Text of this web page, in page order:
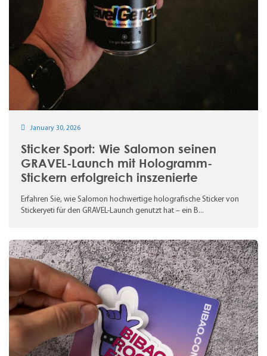
January 30, 2026
Sticker Sport: Wie Salomon seinen
GRAVEL-Launch mit Hologramm-
Stickern erfolgreich inszenierte
Erfahren Sie, wie Salomon hochwertige holografische Sticker von
Stickeryeti für den GRAVEL-Launch genutzt hat – ein B...